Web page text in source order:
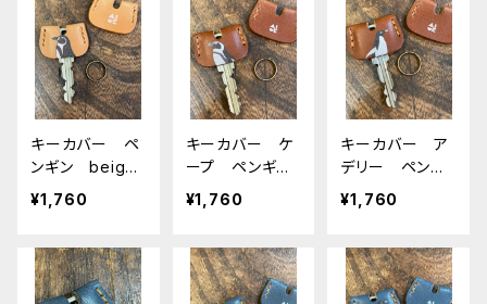
栃木レザー
キーカバー ペ
ンギン beige
ベージュ ぺ
んぎん 栃木レ
¥1,760
キーカバー ケ
ープ ペンギ
ン ブラウン B
rown 栃木レ
¥1,760
キーカバー ア
デリー ペンギ
ン ブラウン B
rown 栃木レ
¥1,760